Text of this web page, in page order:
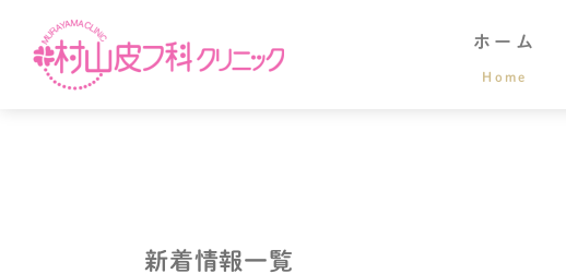
ホーム
Home
新着情報一覧